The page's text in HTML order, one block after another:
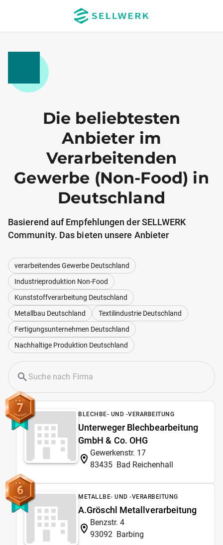
Die beliebtesten
Anbieter im
Verarbeitenden
Gewerbe (Non-Food) in
Deutschland
Basierend auf Empfehlungen der SELLWERK
Community. Das bieten unsere Anbieter
verarbeitendes Gewerbe Deutschland
Industrieproduktion Non-Food
Kunststoffverarbeitung Deutschland
Metallbau Deutschland
Textilindustrie Deutschland
Fertigungsunternehmen Deutschland
Nachhaltige Produktion Deutschland
7 BLECHBE- UND -VERARBEITUNG
Unterweger Blechbearbeitung
GmbH & Co. OHG
Gewerkenstr. 17
83435 Bad Reichenhall
6 METALLBE- UND -VERARBEITUNG
A.Gröschl Metallverarbeitung
Benzstr. 4
93092 Barbing